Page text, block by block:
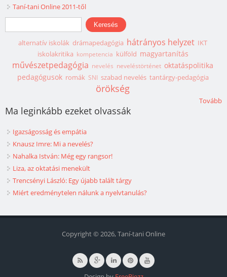
Taní-tani Online 2011-től
Keresés űrlap
Keresés
alternatív iskolák drámapedagógia hátrányos helyzet IKT
iskolakritika kompetencia külföld magyartanítás
művészetpedagógia nevelés neveléstörténet oktatáspolitika
pedagógusok romák SNI szabad nevelés tantárgy-pedagógia
örökség
Tovább
Ma leginkább ezeket olvassák
Igazságosság és empátia
Knausz Imre: Mi a nevelés?
Nahalka István: Még egy rangsor!
Liza, az oktatási menekült
Trencsényi László: Egy újabb talált tárgy
Miért eredménytelen nálunk a nyelvtanulás?
Copyright © 2026, Taní-tani Online